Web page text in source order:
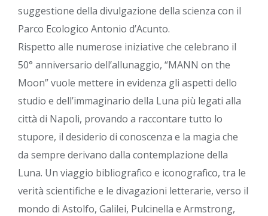
suggestione della divulgazione della scienza con il
Parco Ecologico Antonio d’Acunto.
Rispetto alle numerose iniziative che celebrano il
50° anniversario dell’allunaggio, “MANN on the
Moon” vuole mettere in evidenza gli aspetti dello
studio e dell’immaginario della Luna più legati alla
città di Napoli, provando a raccontare tutto lo
stupore, il desiderio di conoscenza e la magia che
da sempre derivano dalla contemplazione della
Luna. Un viaggio bibliografico e iconografico, tra le
verità scientifiche e le divagazioni letterarie, verso il
mondo di Astolfo, Galilei, Pulcinella e Armstrong,